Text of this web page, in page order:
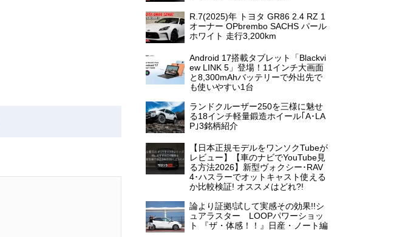
R.7(2025)年 トヨタ GR86 2.4 RZ 1
オーナー OPbrembo SACHS パール
ホワイト 走行3,200km
Android 17搭載タブレット「Blackvi
ew LINK 5」登場！11インチ大画面
と8,300mAhバッテリーで外出先で
も使いやすい1台
ランドクルーザー250を三様に魅せ
る18インチ軽量鍛造ホイール｢A･LA
P｣3銘柄紹介
【日本正規モデルをワンソクTubeが
レビュー】【車のナビでYouTube見
る方法2026】新型ヴォクシー･RAV
4･ハスラーでオットキャスト使える
か比較検証! オススメはどれ?!
論より証拠!試して実感その効果!!シ
ュアラスター LOOPパワーショッ
ト 『ザ・体感！！』日産・ノート編